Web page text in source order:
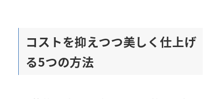
コストを抑えつつ美しく仕上げ
る5つの方法